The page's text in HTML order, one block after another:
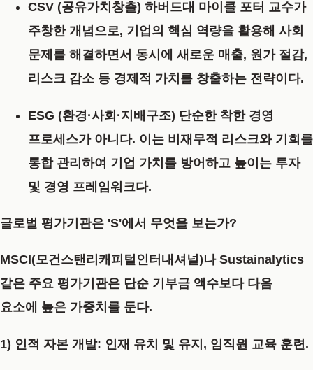
CSV (공유가치창출) 하버드대 마이클 포터 교수가
주창한 개념으로, 기업의 핵심 역량을 활용해 사회
문제를 해결하면서 동시에 새로운 매출, 원가 절감,
리스크 감소 등 경제적 가치를 창출하는 전략이다.
ESG (환경·사회·지배구조) 단순한 착한 경영
프로세스가 아니다. 이는 비재무적 리스크와 기회를
통합 관리하여 기업 가치를 방어하고 높이는 투자
및 경영 프레임워크다.
글로벌 평가기관은 'S'에서 무엇을 보는가?
MSCI(모건스탠리캐피털인터내셔널)나 Sustainalytics
같은 주요 평가기관은 단순 기부금 액수보다 다음
요소에 높은 가중치를 둔다.
1) 인적 자본 개발: 인재 유치 및 유지, 임직원 교육 훈련.